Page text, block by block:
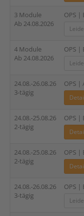
3 Module
Ab 24.08.2026
OPS |
4 Module
Ab 24.08.2026
OPS |
24.08.-26.08.26
3-tägig
OPS |
24.08.-25.08.26
2-tägig
OPS |
24.08.-25.08.26
2-tägig
OPS |
24.08.-26.08.26
3-tägig
OPS |